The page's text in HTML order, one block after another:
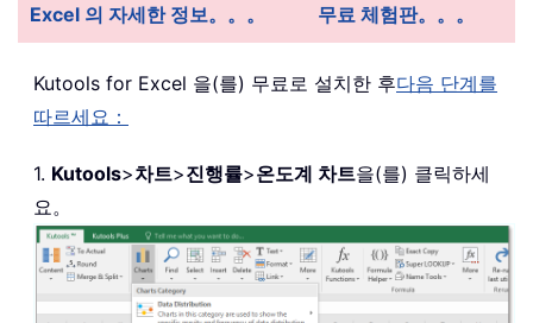
Excel 의 자세한 정보。。。
무료 체험판。。。
Kutools for Excel 을(를) 무료로 설치한 후다음 단계를
따르세요：
1. Kutools>차트>진행률>온도계 차트을(를) 클릭하세
요。